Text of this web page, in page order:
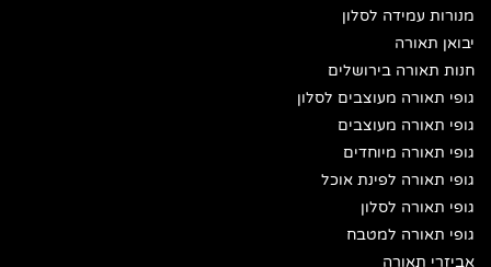
מנורות עמידה לסלון
יבואן תאורה
חנות תאורה בירושלים
גופי תאורה מעוצבים לסלון
גופי תאורה מעוצבים
גופי תאורה מיוחדים
גופי תאורה לפינת אוכל
גופי תאורה לסלון
גופי תאורה למטבח
אביזרי תאורה